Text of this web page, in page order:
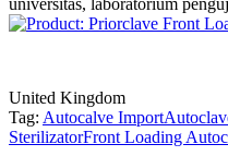
universitas, laboratorium
United Kingdom
Tag: Autocalve Import
SterilizatorFront Loading